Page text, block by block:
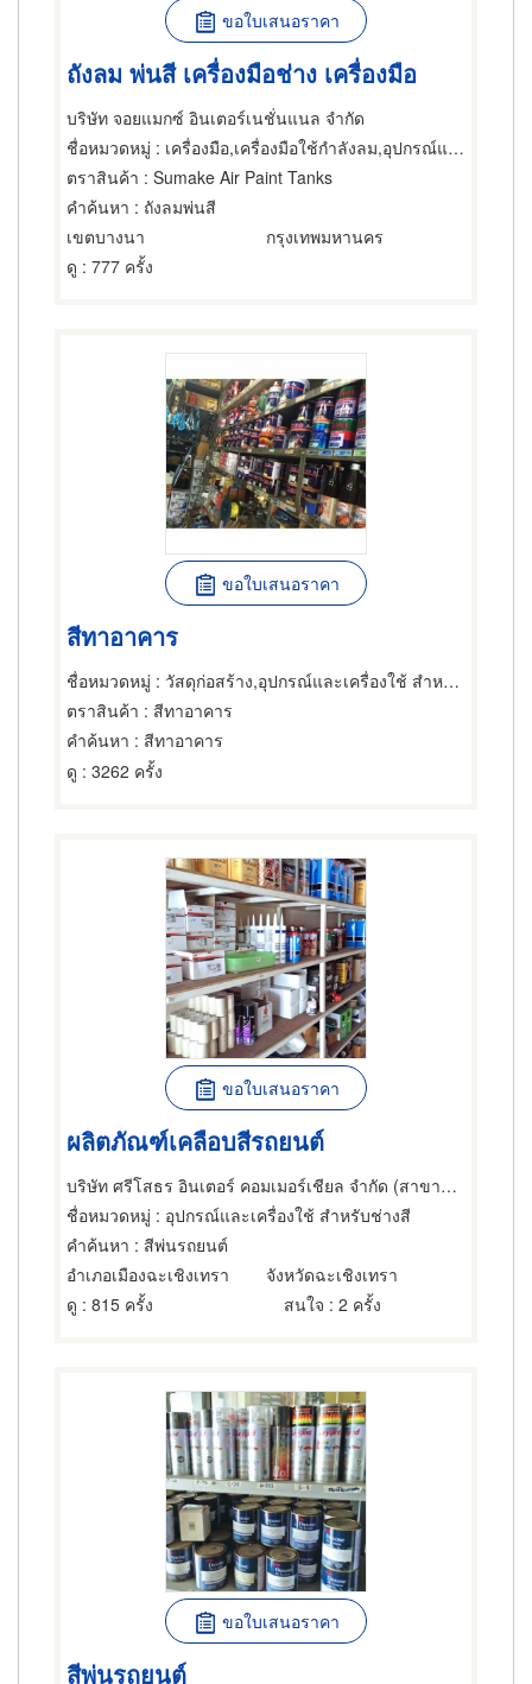
ขอใบเสนอราคา
ถังลม พ่นสี เครื่องมือช่าง เครื่องมือ
บริษัท จอยแมกซ์ อินเตอร์เนชั่นแนล จำกัด
ชื่อหมวดหมู่ : เครื่องมือ,เครื่องมือใช้กำลังลม,อุปกรณ์และเครื่องใช้ สำหรับช่างสี
ตราสินค้า : Sumake Air Paint Tanks
คำค้นหา : ถังลมพ่นสี
เขตบางนา
กรุงเทพมหานคร
ดู : 777 ครั้ง
ขอใบเสนอราคา
สีทาอาคาร
ชื่อหมวดหมู่ : วัสดุก่อสร้าง,อุปกรณ์และเครื่องใช้ สำหรับช่างสี,ผู้จำหน่ายและขายปลีกสี
ตราสินค้า : สีทาอาคาร
คำค้นหา : สีทาอาคาร
ดู : 3262 ครั้ง
ขอใบเสนอราคา
ผลิตภัณฑ์เคลือบสีรถยนต์
บริษัท ศรีโสธร อินเตอร์ คอมเมอร์เชียล จำกัด (สาขาฉะเชิงเทรา)
ชื่อหมวดหมู่ : อุปกรณ์และเครื่องใช้ สำหรับช่างสี
คำค้นหา : สีพ่นรถยนต์
อำเภอเมืองฉะเชิงเทรา
จังหวัดฉะเชิงเทรา
ดู : 815 ครั้ง สนใจ : 2 ครั้ง
ขอใบเสนอราคา
สีพ่นรถยนต์